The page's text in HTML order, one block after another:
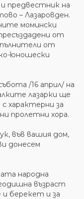
предвестник на
– Лазаровден.
момински
от
от
юношески
/16 април/ на
лазарки ще
характерни за
пролетни хора.
във вашия дом,
донесем
народна
възраст
и берекет и за